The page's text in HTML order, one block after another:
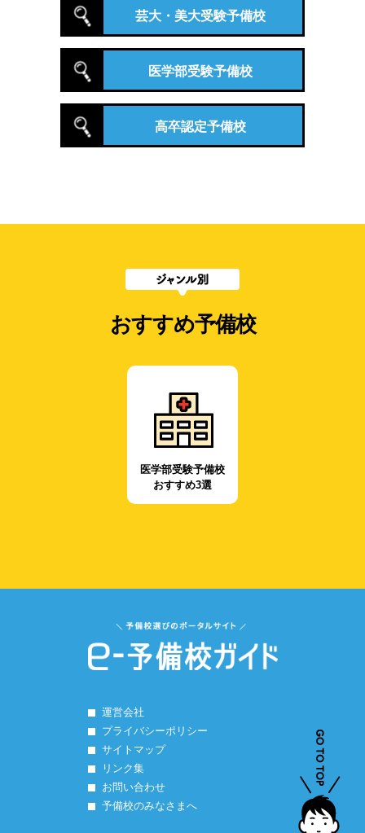
芸大・美大受験予備校
医学部受験予備校
高卒認定予備校
おすすめ予備校
医学部受験予備校
おすすめ3選
運営会社
プライバシーポリシー
サイトマップ
リンク集
お問い合わせ
予備校のみなさまへ